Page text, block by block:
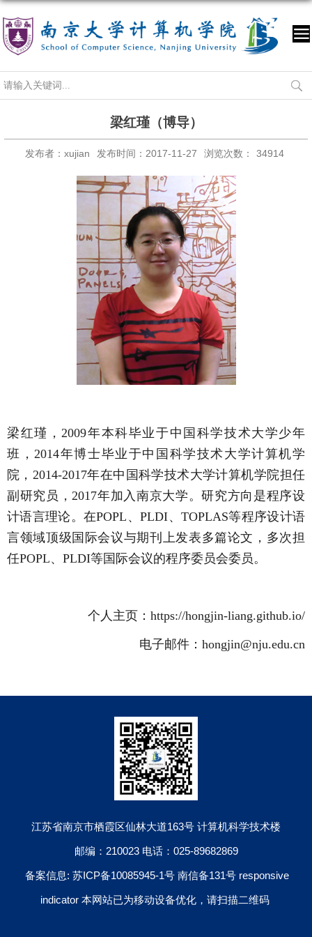
梁红瑾（博导）
发布者：xujian 发布时间：2017-11-27 浏览次数： 34914
梁红瑾，2009年本科毕业于中国科学技术大学少年
班，2014年博士毕业于中国科学技术大学计算机学
院，2014-2017年在中国科学技术大学计算机学院担任
副研究员，2017年加入南京大学。研究方向是程序设
计语言理论。在POPL、PLDI、TOPLAS等程序设计语
言领域顶级国际会议与期刊上发表多篇论文，多次担
任POPL、PLDI等国际会议的程序委员会委员。
个人主页：https://hongjin-liang.github.io/
电子邮件：hongjin@nju.edu.cn
江苏省南京市栖霞区仙林大道163号 计算机科学技术楼
邮编：210023 电话：025-89682869
备案信息: 苏ICP备10085945-1号 南信备131号 responsive
indicator 本网站已为移动设备优化，请扫描二维码